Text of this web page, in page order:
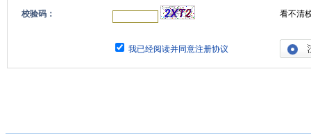
校验码： 看不清
我已经阅读并同意注册协议